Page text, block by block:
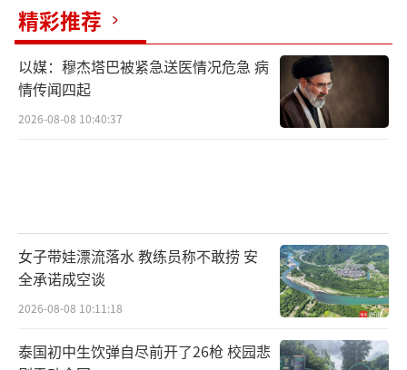
精彩推荐
以媒：穆杰塔巴被紧急送医情况危急 病
情传闻四起
2026-08-08 10:40:37
女子带娃漂流落水 教练员称不敢捞 安
全承诺成空谈
2026-08-08 10:11:18
泰国初中生饮弹自尽前开了26枪 校园悲